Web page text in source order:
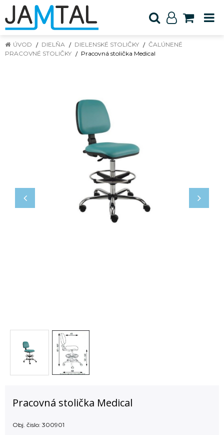
ÚVOD DIELŇA DIELENSKÉ STOLIČKY
ČALÚNENÉ
PRACOVNÉ STOLIČKY
Pracovná stolička Medical
Pracovná stolička Medical
Obj. čislo: 300901